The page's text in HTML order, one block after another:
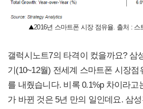
2016년 스마트폰 시장 점유율. 출처 :
갤럭시노트7의 타격이 컸을까요? 삼
기(10~12월) 전세계 스마트폰 시장점
를 내줬습니다. 비록 0.1%p 차이라고
가 바뀐 것은 5년 만의 일인데요. 삼